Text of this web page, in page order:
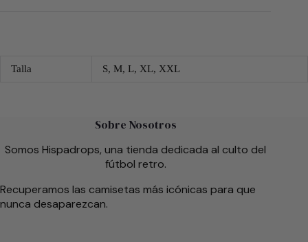
Talla S, M, L, XL, XXL
Sobre Nosotros
Somos Hispadrops, una tienda dedicada al culto del
fútbol retro.
Recuperamos las camisetas más icónicas para que
nunca desaparezcan.